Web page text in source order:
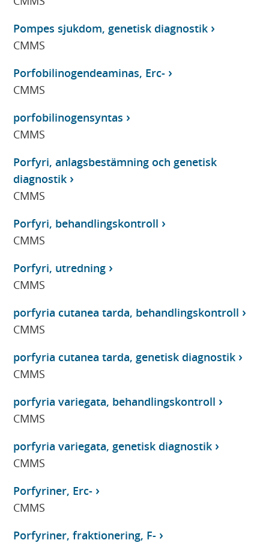
Pompes sjukdom, genetisk diagnostik
CMMS
Porfobilinogendeaminas, Erc-
CMMS
porfobilinogensyntas
CMMS
Porfyri, anlagsbestämning och genetisk
diagnostik
CMMS
Porfyri, behandlingskontroll
CMMS
Porfyri, utredning
CMMS
porfyria cutanea tarda, behandlingskontroll
CMMS
porfyria cutanea tarda, genetisk diagnostik
CMMS
porfyria variegata, behandlingskontroll
CMMS
porfyria variegata, genetisk diagnostik
CMMS
Porfyriner, Erc-
CMMS
Porfyriner, fraktionering, F-